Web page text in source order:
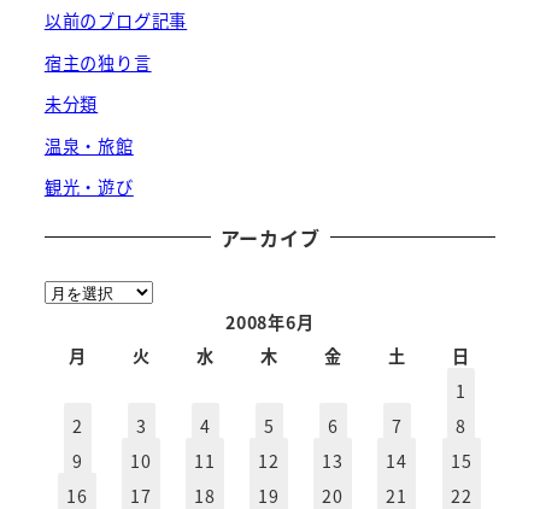
以前のブログ記事
宿主の独り言
未分類
温泉・旅館
観光・遊び
アーカイブ
ア
2008年6月
月
火 水 木 金 土
日
1
2
3 4 5 6 7
8
9
10 11 12 13 14
15
16
17 18 19 20 21 22